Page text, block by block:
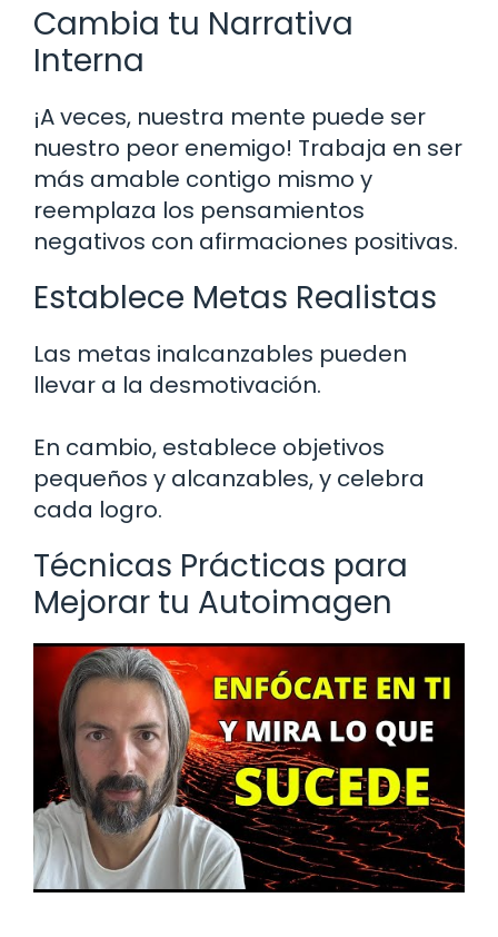
Cambia tu Narrativa
Interna
¡A veces, nuestra mente puede ser
nuestro peor enemigo! Trabaja en ser
más amable contigo mismo y
reemplaza los pensamientos
negativos con afirmaciones positivas.
Establece Metas Realistas
Las metas inalcanzables pueden
llevar a la desmotivación.
En cambio, establece objetivos
pequeños y alcanzables, y celebra
cada logro.
Técnicas Prácticas para
Mejorar tu Autoimagen